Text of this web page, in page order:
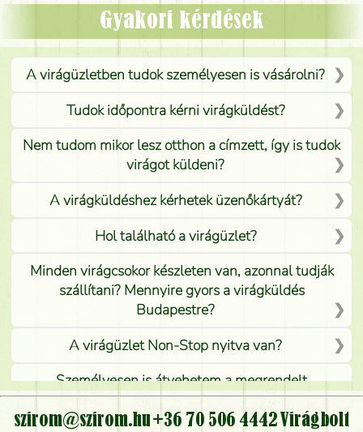
Mónika
Gyakori kérdések
A virágüzletben tudok személyesen is vásárolni?
Tudok időpontra kérni virágküldést?
Nem tudom mikor lesz otthon a címzett, így is tudok
virágot küldeni?
A virágküldéshez kérhetek üzenőkártyát?
Hol található a virágüzlet?
Minden virágcsokor készleten van, azonnal tudják
szállítani? Mennyire gyors a virágküldés
Budapestre?
A virágüzlet Non-Stop nyitva van?
Személyesen is átvehetem a megrendelt
virágcsokrot, vagy csak virágküldéssel, kiszállítással
kérhető?
szirom@szirom.hu +36 70 506 4442 Virágbolt